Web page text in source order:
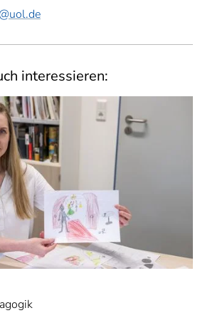
@uol.de
interessieren: